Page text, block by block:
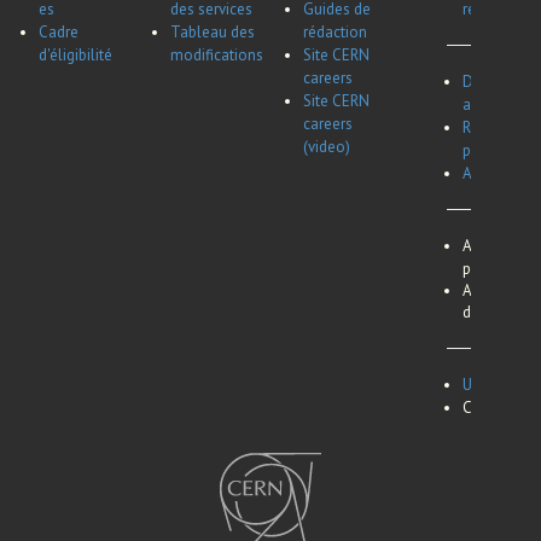
es
Cadre
d'éligibilité
des services
Tableau des
modifications
Guides de
rédaction
Site CERN
careers
Site CERN
careers
(video)
Dates des
associés
pour les
Aperçu du
Avis de
personnel
Avis de
Utilisation